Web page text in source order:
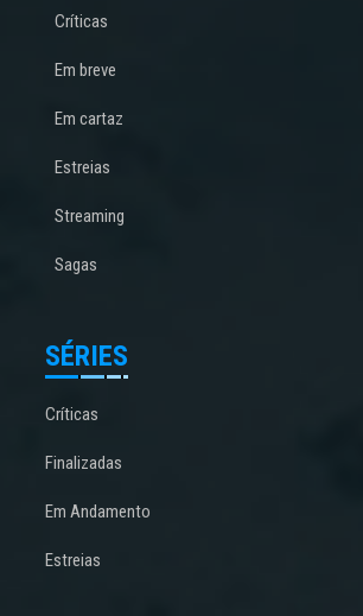
Críticas
Em breve
Em cartaz
Estreias
Streaming
Sagas
SÉRIES
Críticas
Finalizadas
Em Andamento
Estreias